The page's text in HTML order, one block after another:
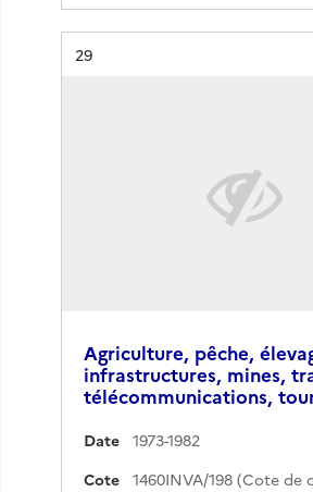
Résultat n°
29
Agriculture, pêche,
infrastructures, mines,
télécommunications,
Date
1973-1982
Cote